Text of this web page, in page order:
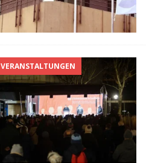
VERANSTALTUNGEN